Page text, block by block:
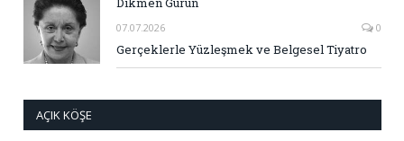
07.07.2026 0
Gerçeklerle Yüzleşmek ve Belgesel Tiyatro
AÇIK KÖŞE